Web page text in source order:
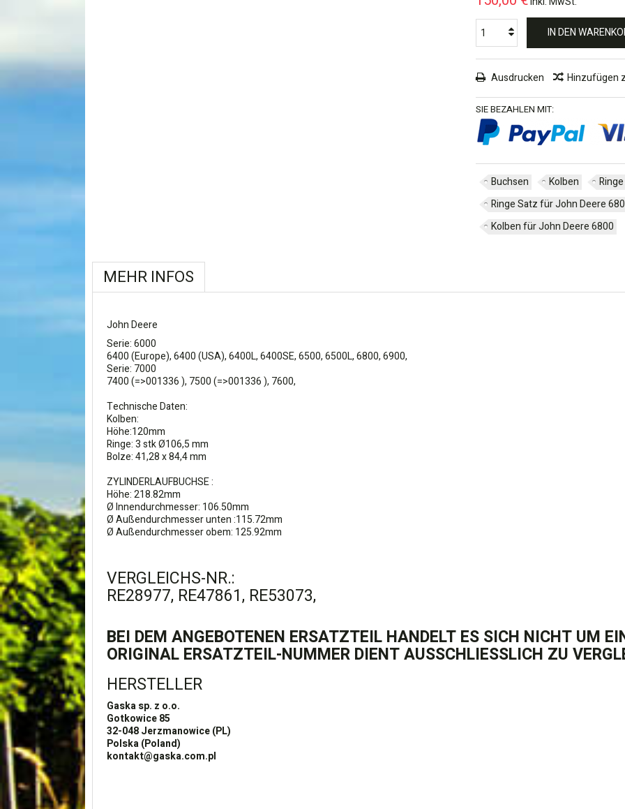
IN DEN
Ausdrucken Hinzufügen
SIE BEZAHLEN MIT:
Buchsen Kolben
Ringe Satz für John Deere
Kolben für John Deere 6800
MEHR INFOS
John Deere
Serie: 6000
6400 (Europe), 6400 (USA), 6400L, 6400SE, 6500, 6500L, 6800, 6900,
Serie: 7000
7400 (=>001336 ), 7500 (=>001336 ), 7600,
Technische Daten:
Kolben:
Höhe:120mm
Ringe: 3 stk Ø106,5 mm
Bolze: 41,28 x 84,4 mm
ZYLINDERLAUFBUCHSE :
Höhe: 218.82mm
Ø Innendurchmesser: 106.50mm
Ø Außendurchmesser unten :115.72mm
Ø Außendurchmesser obem: 125.92mm
VERGLEICHS-NR.:
RE28977, RE47861, RE53073,
BEI DEM ANGEBOTENEN ERSATZTEIL HANDELT ES SICH NICHT UM
ORIGINAL ERSATZTEIL-NUMMER DIENT AUSSCHLIESSLICH ZU
HERSTELLER
Gaska sp. z o.o.
Gotkowice 85
32-048Jerzmanowice (PL)
Polska (Poland)
kontakt@gaska.com.pl